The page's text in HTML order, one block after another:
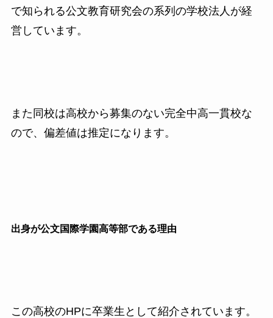
で知られる公文教育研究会の系列の学校法人が経
営しています。
また同校は高校から募集のない完全中高一貫校な
ので、偏差値は推定になります。
出身が公文国際学園高等部である理由
この高校のHPに卒業生として紹介されています。